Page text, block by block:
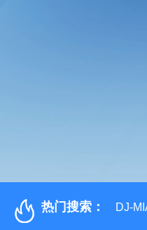
热门搜索： DJ-